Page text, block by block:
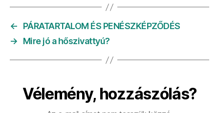
←
PÁRATARTALOM ÉS PENÉSZKÉPZŐDÉS
→
Mire jó a hőszivattyú?
Vélemény, hozzászólás?